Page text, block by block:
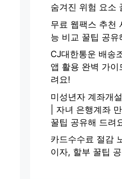
숨겨진 위험 요소
무료 웹팩스 추천
능 비교 꿀팁 공유
CJ대한통운 배송
앱 활용 완벽 가
려요!
미성년자 계좌개
| 자녀 은행계좌
꿀팁 공유해 드려
카드수수료 절감
이자, 할부 꿀팁